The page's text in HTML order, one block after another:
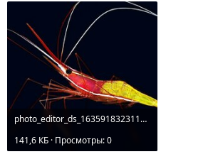
photo_editor_ds_1635918323117.jpg
141,6 КБ · Просмотры: 0